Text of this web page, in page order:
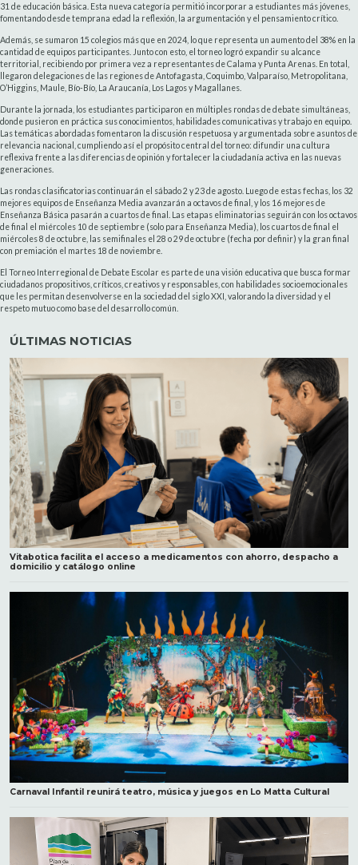
31 de educación básica. Esta nueva categoría permitió incorporar a estudiantes más jóvenes,
fomentando desde temprana edad la reflexión, la argumentación y el pensamiento crítico.
Además, se sumaron 15 colegios más que en 2024, lo que representa un aumento del 38% en la
cantidad de equipos participantes. Junto con esto, el torneo logró expandir su alcance
territorial, recibiendo por primera vez a representantes de Calama y Punta Arenas. En total,
llegaron delegaciones de las regiones de Antofagasta, Coquimbo, Valparaíso, Metropolitana,
O’Higgins, Maule, Bío-Bío, La Araucanía, Los Lagos y Magallanes.
Durante la jornada, los estudiantes participaron en múltiples rondas de debate simultáneas,
donde pusieron en práctica sus conocimientos, habilidades comunicativas y trabajo en equipo.
Las temáticas abordadas fomentaron la discusión respetuosa y argumentada sobre asuntos de
relevancia nacional, cumpliendo así el propósito central del torneo: difundir una cultura
reflexiva frente a las diferencias de opinión y fortalecer la ciudadanía activa en las nuevas
generaciones.
Las rondas clasificatorias continuarán el sábado 2 y 23 de agosto. Luego de estas fechas, los 32
mejores equipos de Enseñanza Media avanzarán a octavos de final, y los 16 mejores de
Enseñanza Básica pasarán a cuartos de final. Las etapas eliminatorias seguirán con los octavos
de final el miércoles 10 de septiembre (solo para Enseñanza Media), los cuartos de final el
miércoles 8 de octubre, las semifinales el 28 o 29 de octubre (fecha por definir) y la gran final
con premiación el martes 18 de noviembre.
El Torneo Interregional de Debate Escolar es parte de una visión educativa que busca formar
ciudadanos propositivos, críticos, creativos y responsables, con habilidades socioemocionales
que les permitan desenvolverse en la sociedad del siglo XXI, valorando la diversidad y el
respeto mutuo como base del desarrollo común.
ÚLTIMAS NOTICIAS
Vitabotica facilita el acceso a medicamentos con ahorro, despacho a
domicilio y catálogo online
Carnaval Infantil reunirá teatro, música y juegos en Lo Matta Cultural